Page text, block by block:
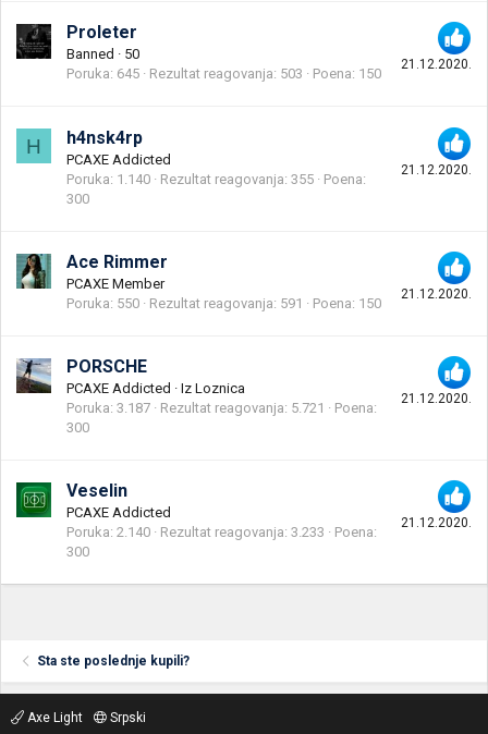
21.12.2020.
Proleter
Banned · 50
Poruka 645 Rezultat reagovanja 503 Poena 150
H
21.12.2020.
h4nsk4rp
PCAXE Addicted
Poruka 1.140 Rezultat reagovanja 355
Poena
300
21.12.2020.
Ace Rimmer
PCAXE Member
Poruka 550 Rezultat reagovanja 591 Poena 150
21.12.2020.
PORSCHE
PCAXE Addicted · Iz Loznica
Poruka 3.187 Rezultat reagovanja 5.721
Poena
300
21.12.2020.
Veselin
PCAXE Addicted
Poruka 2.140 Rezultat reagovanja 3.233
Poena
300
Sta ste poslednje kupili?
Axe Light
Srpski